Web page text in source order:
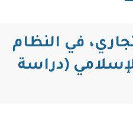
في النظام
(دراسة